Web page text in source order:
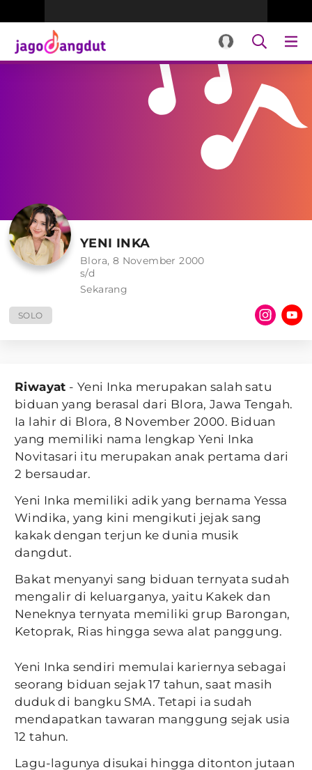
YENI INKA
Blora, 8 November 2000
s/d
Sekarang
SOLO
Riwayat - Yeni Inka merupakan salah satu
biduan yang berasal dari Blora, Jawa Tengah.
Ia lahir di Blora, 8 November 2000. Biduan
yang memiliki nama lengkap Yeni Inka
Novitasari itu merupakan anak pertama dari
2 bersaudar.
Yeni Inka memiliki adik yang bernama Yessa
Windika, yang kini mengikuti jejak sang
kakak dengan terjun ke dunia musik
dangdut.
Bakat menyanyi sang biduan ternyata sudah
mengalir di keluarganya, yaitu Kakek dan
Neneknya ternyata memiliki grup Barongan,
Ketoprak, Rias hingga sewa alat panggung.
Yeni Inka sendiri memulai kariernya sebagai
seorang biduan sejak 17 tahun, saat masih
duduk di bangku SMA. Tetapi ia sudah
mendapatkan tawaran manggung sejak usia
12 tahun.
Lagu-lagunya disukai hingga ditonton jutaan